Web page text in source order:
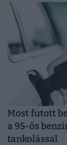
Most futott
a 95-ös
tankolással